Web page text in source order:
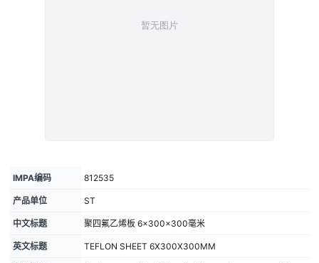
IMPA编码 812535
产品单位 ST
中文标题 聚四氟乙烯板 6×300×300毫米
英文标题 TEFLON SHEET 6X300X300MM